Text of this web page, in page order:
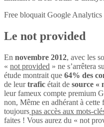
Free bloquait Google Analytics
Le not provided
En novembre 2012, avec les
« not provided » ne s’arrêtera
étude montrait que 64% des
de leurtrafic était de source «
leur fameux compte premium
non, Même en adhérant à
toujours pas accès aux mots-
faites ! Vous aurez du « not